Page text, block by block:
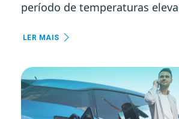
período de temperaturas
LER MAIS